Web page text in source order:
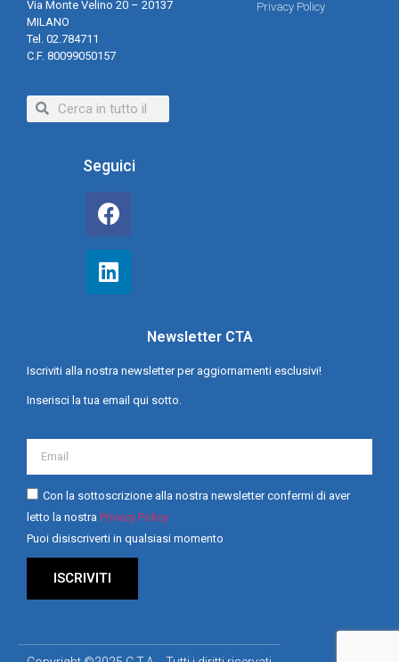
Via Monte Velino 20 – 20137
MILANO
Tel. 02.784711
C.F. 80099050157
Privacy Policy
Seguici
Newsletter CTA
Iscriviti alla nostra newsletter per aggiornamenti esclusivi!
Inserisci la tua email qui sotto.
Con la sottoscrizione alla nostra newsletter confermi di aver
letto la nostra Privacy Policy
Puoi disiscriverti in qualsiasi momento
ISCRIVITI